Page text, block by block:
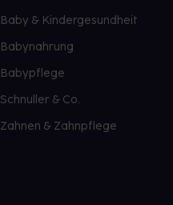
Baby & Kindergesundheit
Babynahrung
Babypflege
Schnuller & Co.
Zahnen & Zahnpflege